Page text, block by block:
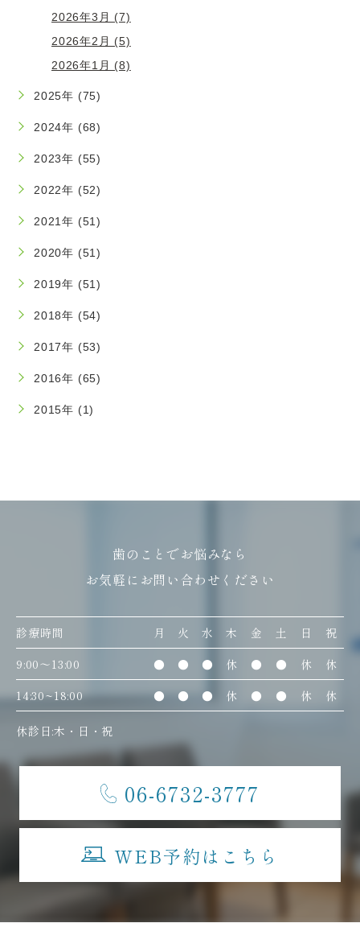
2026年3月 (7)
2026年2月 (5)
2026年1月 (8)
2025年 (75)
2024年 (68)
2023年 (55)
2022年 (52)
2021年 (51)
2020年 (51)
2019年 (51)
2018年 (54)
2017年 (53)
2016年 (65)
2015年 (1)
歯のことでお悩みなら
お気軽にお問い合わせください
診療時間 月 火 水 木 金 土 日
祝
9:00〜13:00
● ● ● 休 ● ● 休
休
14:30~18:00
● ● ● 休 ● ● 休 休
休診日:木・日・祝
06-6732-3777
WEB予約はこちら